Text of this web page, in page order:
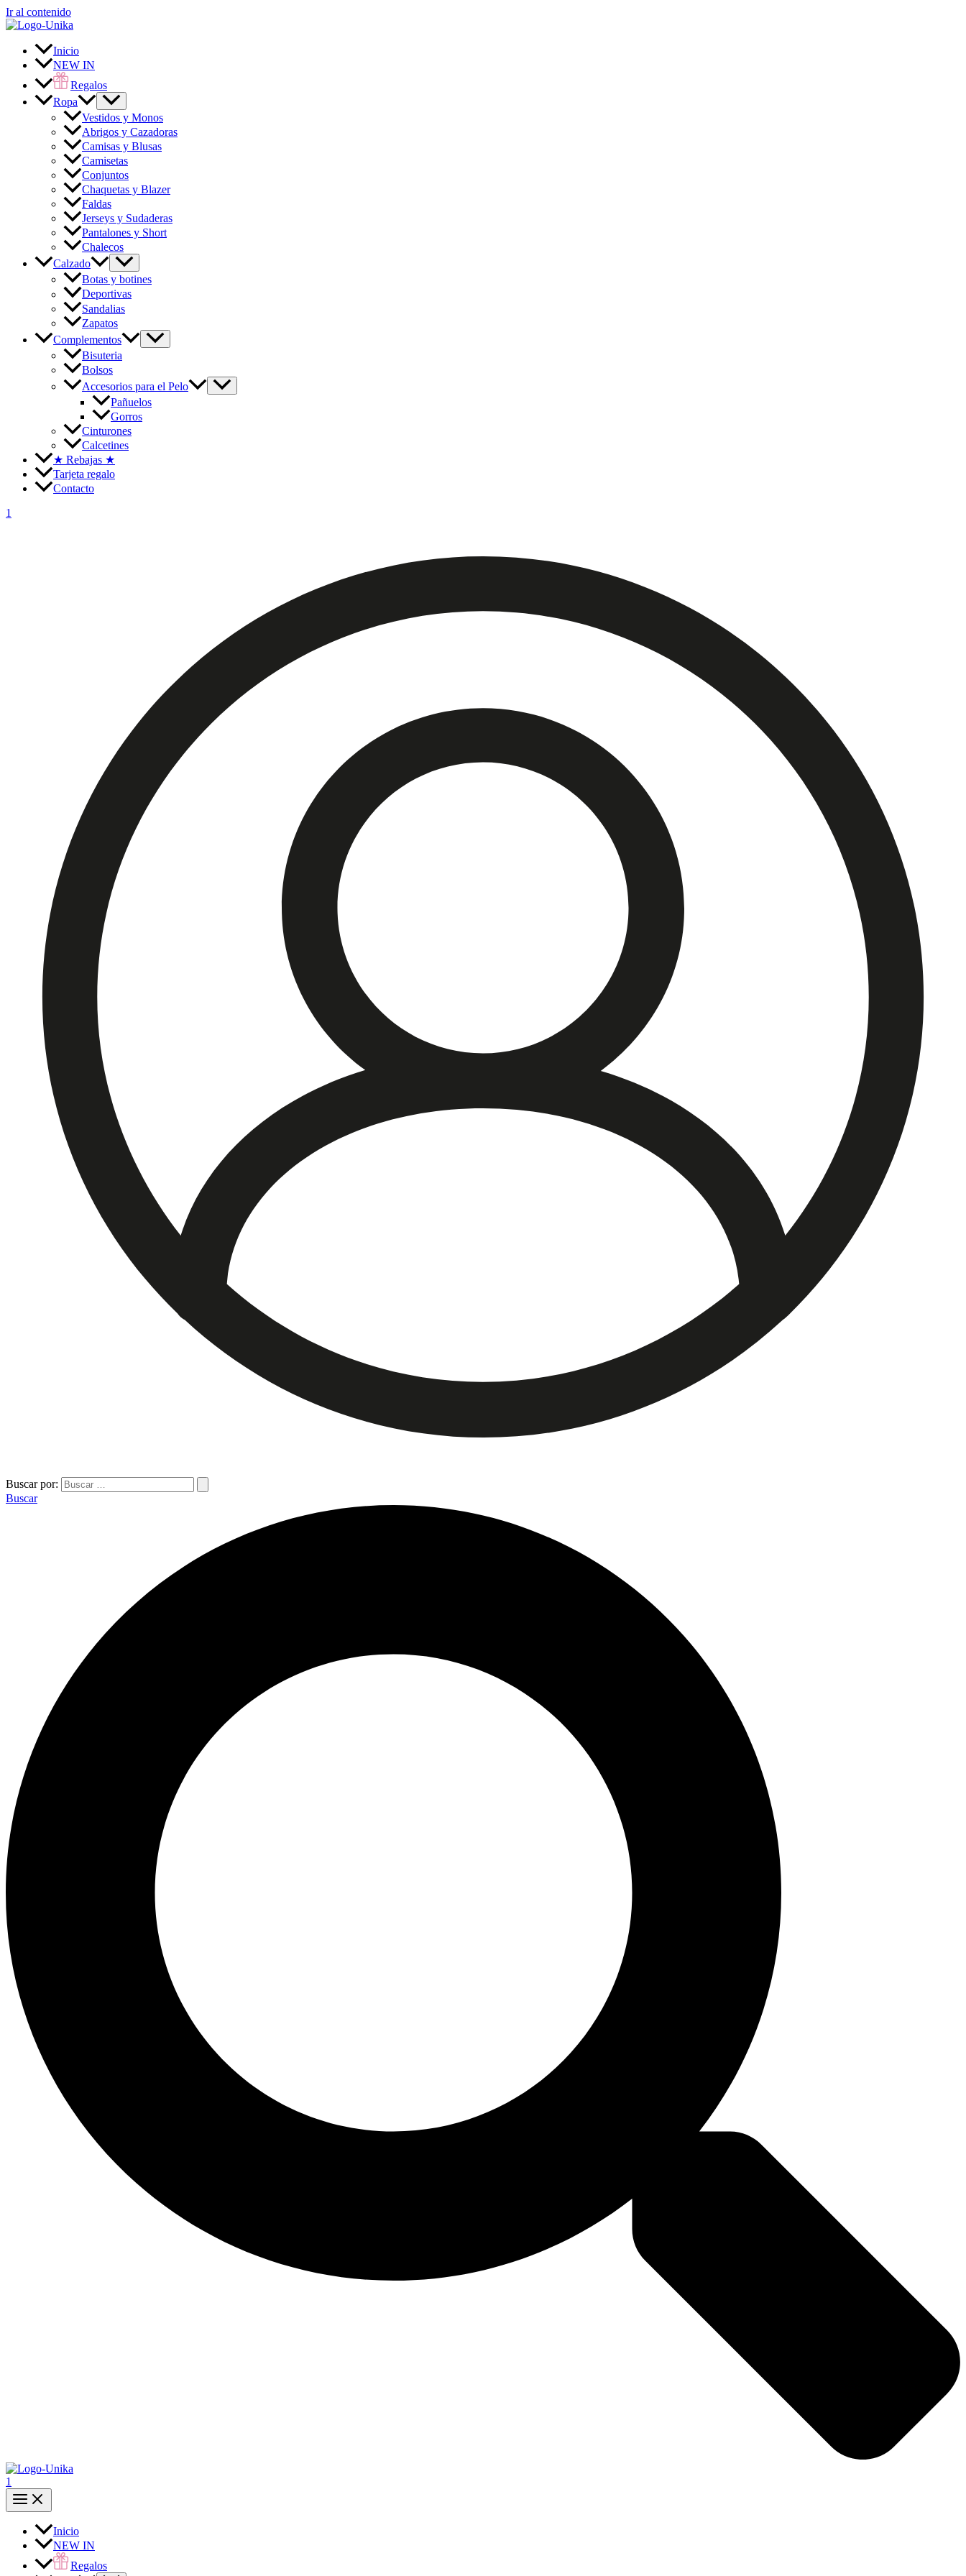
Ir al contenido
Inicio
NEW IN
Regalos
Ropa
Vestidos y Monos
Abrigos y Cazadoras
Camisas y Blusas
Camisetas
Conjuntos
Chaquetas y Blazer
Faldas
Jerseys y Sudaderas
Pantalones y Short
Chalecos
Calzado
Botas y botines
Deportivas
Sandalias
Zapatos
Complementos
Bisuteria
Bolsos
Accesorios para el Pelo
Pañuelos
Gorros
Cinturones
Calcetines
★ Rebajas ★
Tarjeta regalo
Contacto
1
Buscar por:
Buscar
1
Inicio
NEW IN
Regalos